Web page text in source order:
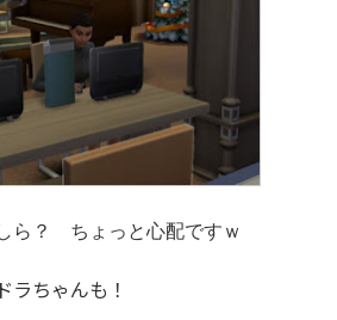
ら？ ちょっと心配ですｗ
ちゃんも！